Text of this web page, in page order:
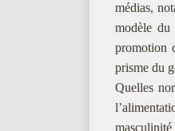
médias,
modèle du
promotion
prisme du
Quelles
masculinité